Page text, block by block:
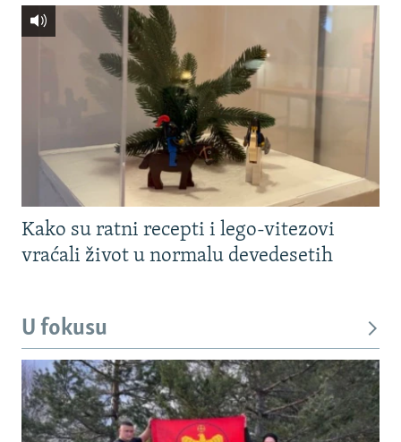
Kako su ratni recepti i lego-vitezovi
vraćali život u normalu devedesetih
U fokusu